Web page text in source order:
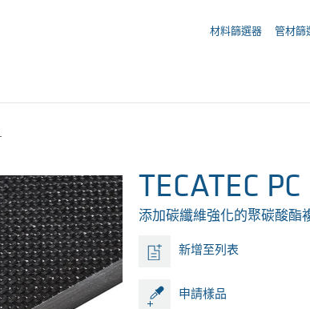
材料篩選器 管材篩
TECATEC
添加碳纖維強化的聚碳酸酯
新增至列表
申請樣品